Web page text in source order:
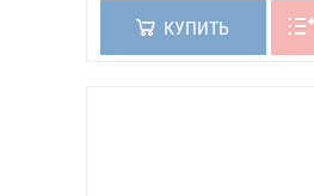
КУПИТЬ